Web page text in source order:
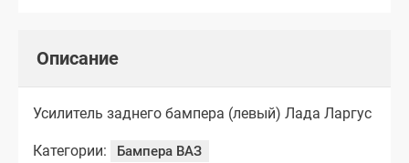
Описание
Усилитель заднего бампера (левый) Лада Ларгус
Категории:
Бампера ВАЗ